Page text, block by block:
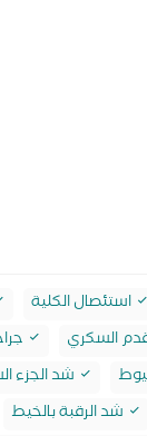
استئصال الكلية
السكري
شد الجزء
شد الرقبة بالخيط